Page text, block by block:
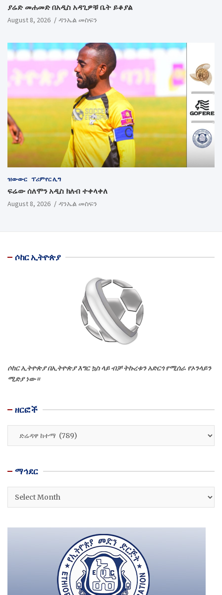
ያሬድ መሐመድ በአዲስ አዳጊዎቹ ቤት ይቆያል
August 8, 2026 ዳንኤል መስፍን
ዝውውር ፕሪምየር ሊግ
ፍሬው ሰለሞን አዲስ ክለብ ተቀላቀለ
August 8, 2026 ዳንኤል መስፍን
ሶከር ኢትዮጵያ
ሶከር ኢትዮጵያ በኢትዮጵያ እግር ኳስ ላይ ብቻ ትኩረቱን አድርጎ የሚሰራ የኦንላይን
ሚድያ ነው።
ዘርፎች
ማኅደር
ማኅደር